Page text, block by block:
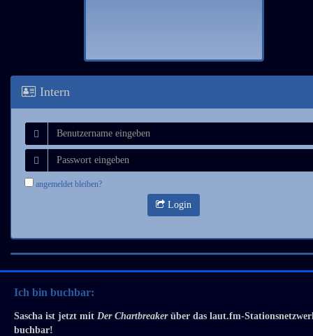
Intern
angemeldet bleiben?
Login
Ich bin buchbar:
Sascha ist jetzt mit Der Chartbreakerüber das laut.fm-
buchbar!